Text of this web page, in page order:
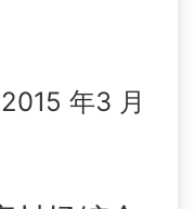
2015 年3 月